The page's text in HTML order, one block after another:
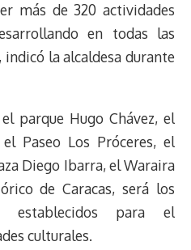
t
más de 320 actividades
en todas las
indicó la alcaldesa durante
parque Hugo Chávez, el
Paseo Los Próceres, el
Diego Ibarra, el Waraira
de Caracas, será los
establecidos para el
culturales.